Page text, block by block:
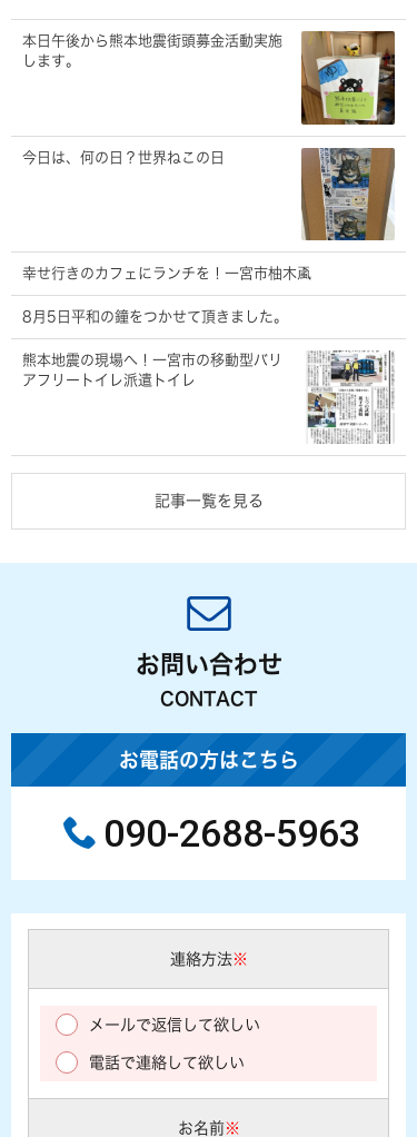
本日午後から熊本地震街頭募金活動実施
します。
今日は、何の日？世界ねこの日
幸せ行きのカフェにランチを！一宮市柚木颪
8月5日平和の鐘をつかせて頂きました。
熊本地震の現場へ！一宮市の移動型バリ
アフリートイレ派遣トイレ
記事一覧を見る
お問い合わせ
CONTACT
お電話の方はこちら
090-2688-5963
連絡方法※
メールで返信して欲しい
電話で連絡して欲しい
お名前※